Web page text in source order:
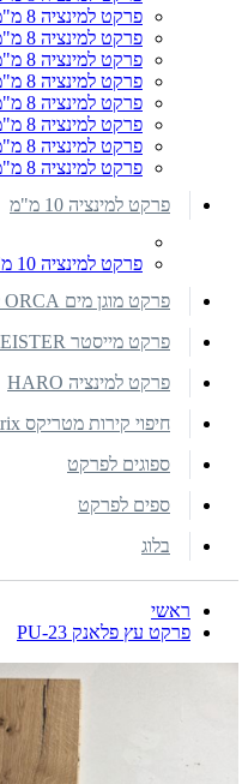
פרקט למינציה 8 מ"מ יורוהום
פרקט למינציה 8 מ"מ סופר נטורל
פרקט למינציה 8 מ"מ Classen
פרקט למינציה 8 מ"מ סינכרום
פרקט למינציה 8 מ"מ ואריו
פרקט למינציה 8 מ"מ art floor
פרקט למינציה 8 מ"מ קסטלו
פרקט למינציה 8 מ"מ MGM
פרקט למינציה 10 מ"מ
פרקט למינציה 10 מ"מ אלטיטיוד פלוס
פרקט מוגן מים Organic ORCA
פרקט מייסטר MEISTER
פרקט למינציה HARO
חיפוי קירות מטריקס Matrix
ספוגים לפרקט
ספים לפרקט
בלוג
ראשי
פרקט עץ פלאנק PU-23